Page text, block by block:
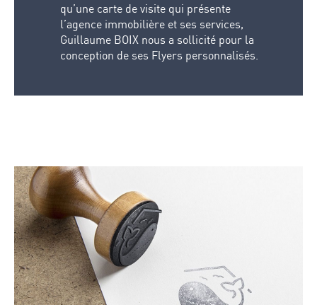
qu’une carte de visite qui présente
l’agence immobilière et ses services,
Guillaume BOIX nous a sollicité pour la
conception de ses Flyers personnalisés.